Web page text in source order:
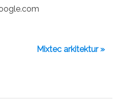
Mixtec arkitektur »